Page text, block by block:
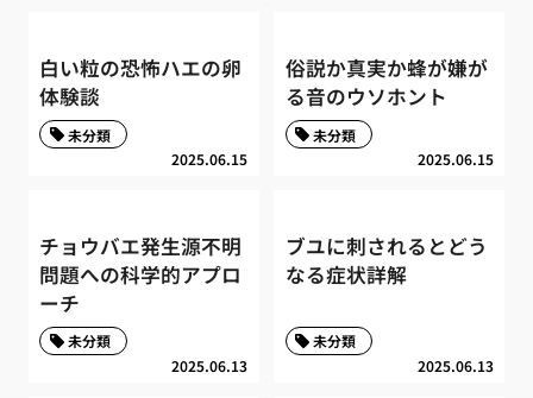
白い粒の恐怖ハエの卵
体験談
2025.06.15
未分類
俗説か真実か蜂が嫌が
る音のウソホント
2025.06.15
未分類
チョウバエ発生源不明
問題への科学的アプロ
ーチ
2025.06.13
未分類
ブユに刺されるとどう
なる症状詳解
2025.06.13
未分類